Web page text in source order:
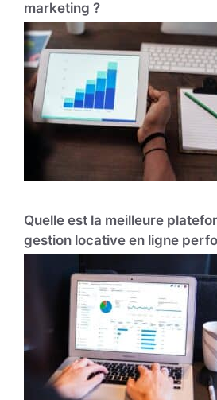
marketing ?
Quelle est la meilleure
gestion locative en ligne